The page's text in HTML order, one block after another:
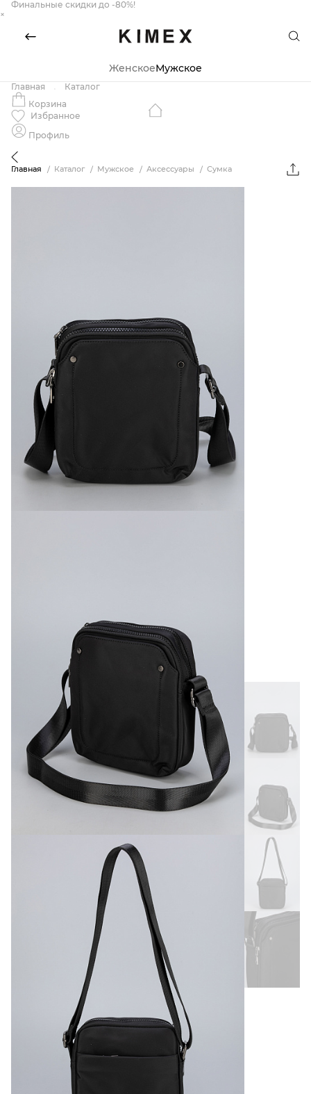
Финальные скидки до -80%!
×
ЖенскоеМужское
Главная
Каталог
Корзина
Избранное
Профиль
Главная Каталог Мужское Аксессуары Сумка